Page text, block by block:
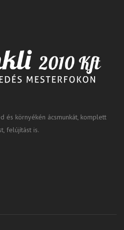
és környékén ácsmunkát, komplett
felújítást is.